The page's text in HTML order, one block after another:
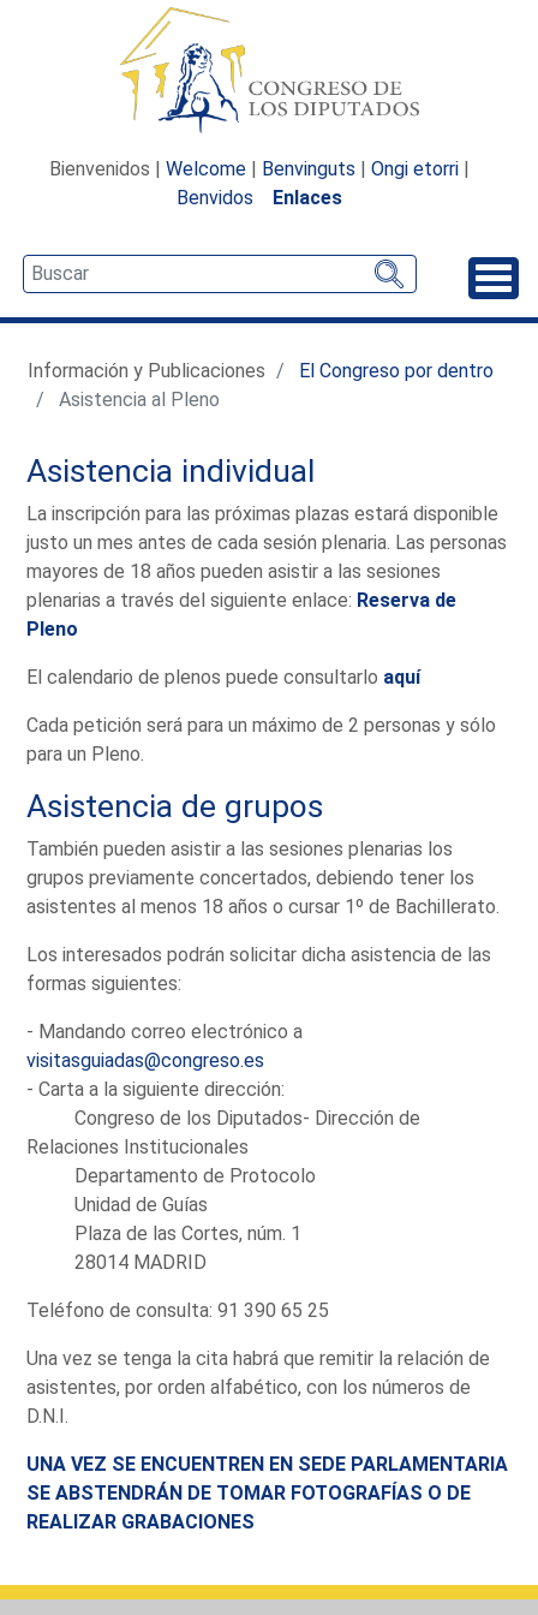
Bienvenidos | Welcome | Benvinguts | Ongi etorri |
Benvidos
Enlaces
Información y Publicaciones
El Congreso por dentro
Asistencia al Pleno
Asistencia individual
La inscripción para las próximas plazas estará disponible
justo un mes antes de cada sesión plenaria. Las personas
mayores de 18 años pueden asistir a las sesiones
plenarias a través del siguiente enlace: Reserva de
Pleno
El calendario de plenos puede consultarlo aquí
Cada petición será para un máximo de 2 personas y sólo
para un Pleno.
Asistencia de grupos
También pueden asistir a las sesiones plenarias los
grupos previamente concertados, debiendo tener los
asistentes al menos 18 años o cursar 1º de Bachillerato.
Los interesados podrán solicitar dicha asistencia de las
formas siguientes:
- Mandando correo electrónico a
visitasguiadas@congreso.es
- Carta a la siguiente dirección:
Congreso de los Diputados- Dirección de
Relaciones Institucionales
Departamento de Protocolo
Unidad de Guías
Plaza de las Cortes, núm. 1
28014 MADRID
Teléfono de consulta: 91 390 65 25
Una vez se tenga la cita habrá que remitir la relación de
asistentes, por orden alfabético, con los números de
D.N.I.
UNA VEZ SE ENCUENTREN EN SEDE PARLAMENTARIA
SE ABSTENDRÁN DE TOMAR FOTOGRAFÍAS O DE
REALIZAR GRABACIONES